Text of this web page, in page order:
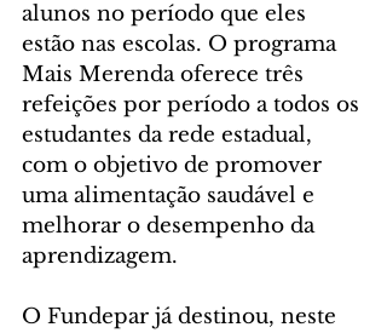
alunos no período que eles
estão nas escolas. O programa
Mais Merenda oferece três
refeições por período a todos os
estudantes da rede estadual,
com o objetivo de promover
uma alimentação saudável e
melhorar o desempenho da
aprendizagem.
O Fundepar já destinou, neste